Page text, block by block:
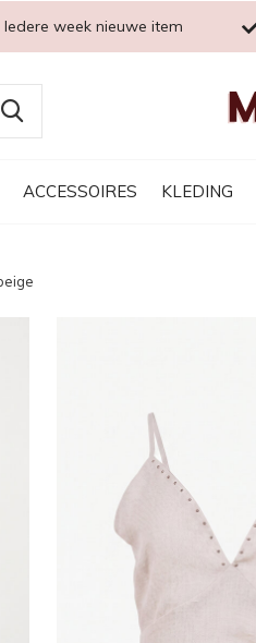
ACCESSOIRES KLEDING
Iedere week nieuwe item